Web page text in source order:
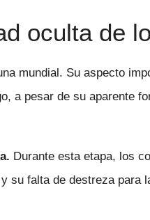
oculta de
mundial. Su aspecto
a pesar de su aparente
Durante esta etapa, los
su falta de destreza para